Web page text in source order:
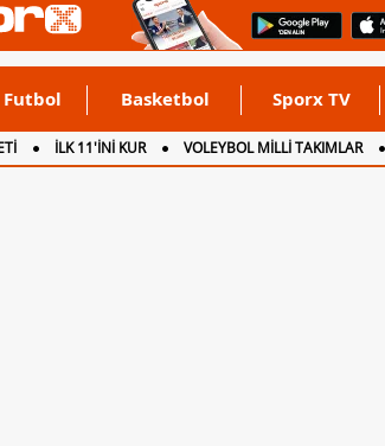
Futbol Basketbol Sporx TV
İLK 11'İNİ KUR VOLEYBOL MİLLİ TAKIMLAR
İNGİLTERE